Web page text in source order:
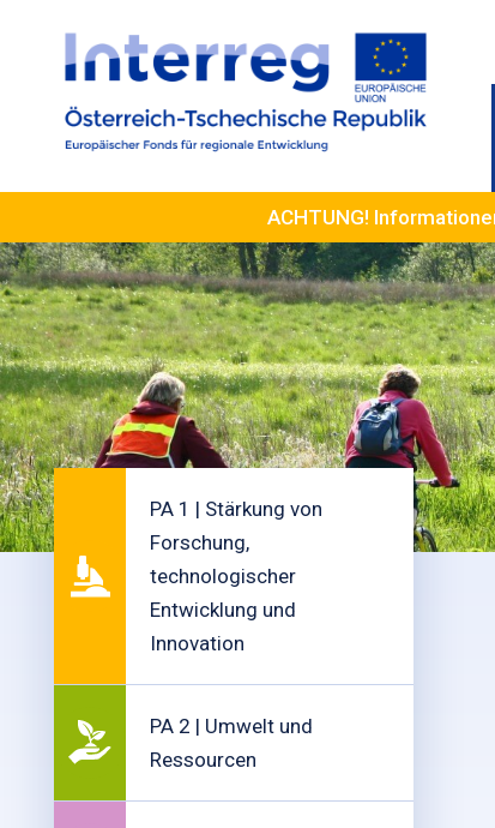
ACHTUNG!
PA 1 | Stärkung von
Forschung,
technologischer
Entwicklung und
Innovation
PA 2 | Umwelt und
Ressourcen